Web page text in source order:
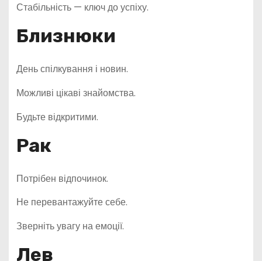
Стабільність — ключ до успіху.
Близнюки
День спілкування і новин.
Можливі цікаві знайомства.
Будьте відкритими.
Рак
Потрібен відпочинок.
Не перевантажуйте себе.
Зверніть увагу на емоції.
Лев